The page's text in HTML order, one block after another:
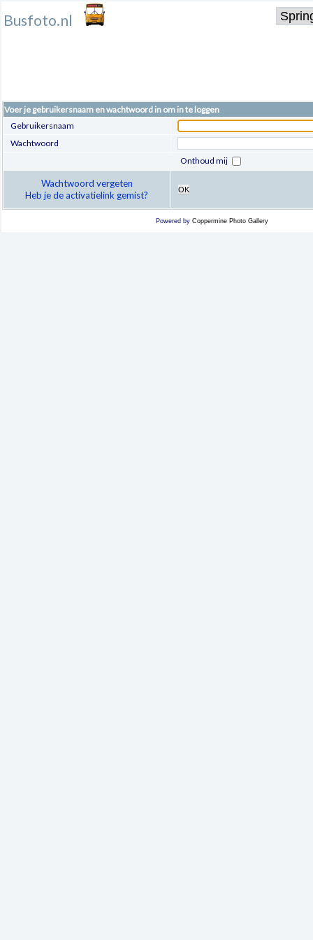
Busfoto.nl
Voer je gebruikersnaam en wachtwoord in om in te loggen
Gebruikersnaam
Wachtwoord
Onthoud mij
Wachtwoord vergeten
Heb je de activatielink gemist?
OK
Powered by Coppermine Photo Gallery